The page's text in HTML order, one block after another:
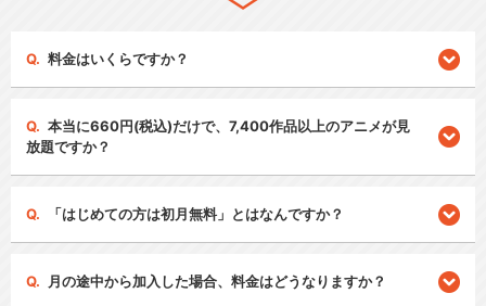
料金はいくらですか？
本当に660円(税込)だけで、7,400作品以上のアニメが見
放題ですか？
「はじめての方は初月無料」とはなんですか？
月の途中から加入した場合、料金はどうなりますか？